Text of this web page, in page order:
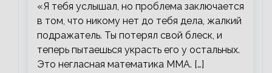
«Я тебя услышал, но проблема заключается
в том, что никому нет до тебя дела, жалкий
подражатель. Ты потерял свой блеск, и
теперь пытаешься украсть его у остальных.
Это негласная математика ММА. […]